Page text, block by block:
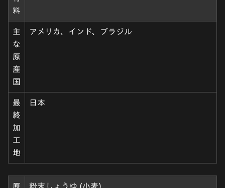
料
主
な
原
産
国
アメリカ、インド、ブラジル
最
終
加
工
地
日本
原
粉末しょうゆ (小麦)